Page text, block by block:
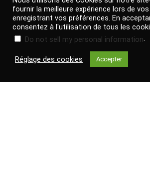
de la journée.
Avis de non-
nous
fournir la meilleure expérience lors de
enregistrant vos préférences. En
consentez à l'utilisation de tous les
Do not sell my personal information.
Réglage des cookies Accepter